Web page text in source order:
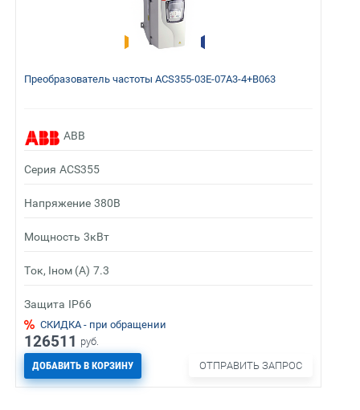
Преобразователь частоты ACS355-03E-07A3-4+B063
ABB
Серия ACS355
Напряжение 380В
Мощность 3кВт
Ток, Iном (А) 7.3
Защита IP66
СКИДКА - при обращении
126511 руб.
ДОБАВИТЬ В КОРЗИНУ ОТПРАВИТЬ ЗАПРОС